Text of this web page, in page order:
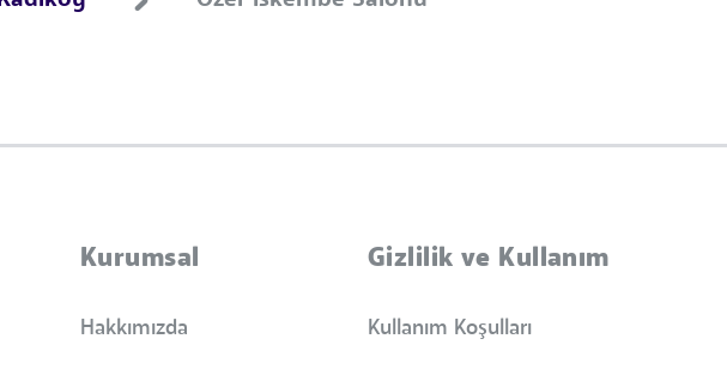
Kurumsal
Hakkımızda
Gizlilik ve Kullanım
Kullanım Koşulları